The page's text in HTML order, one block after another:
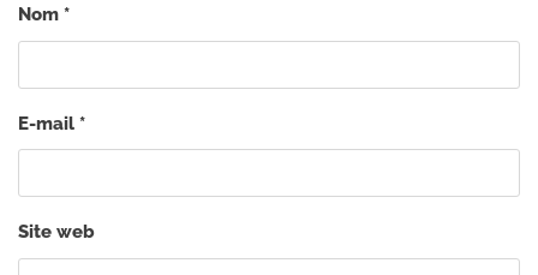
Nom *
E-mail *
Site web